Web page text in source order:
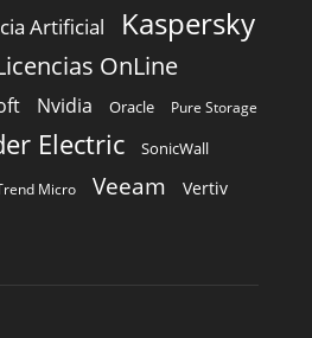
Artificial Kaspersky
OnLine
Nvidia Oracle Pure Storage
Electric SonicWall
Micro Veeam Vertiv